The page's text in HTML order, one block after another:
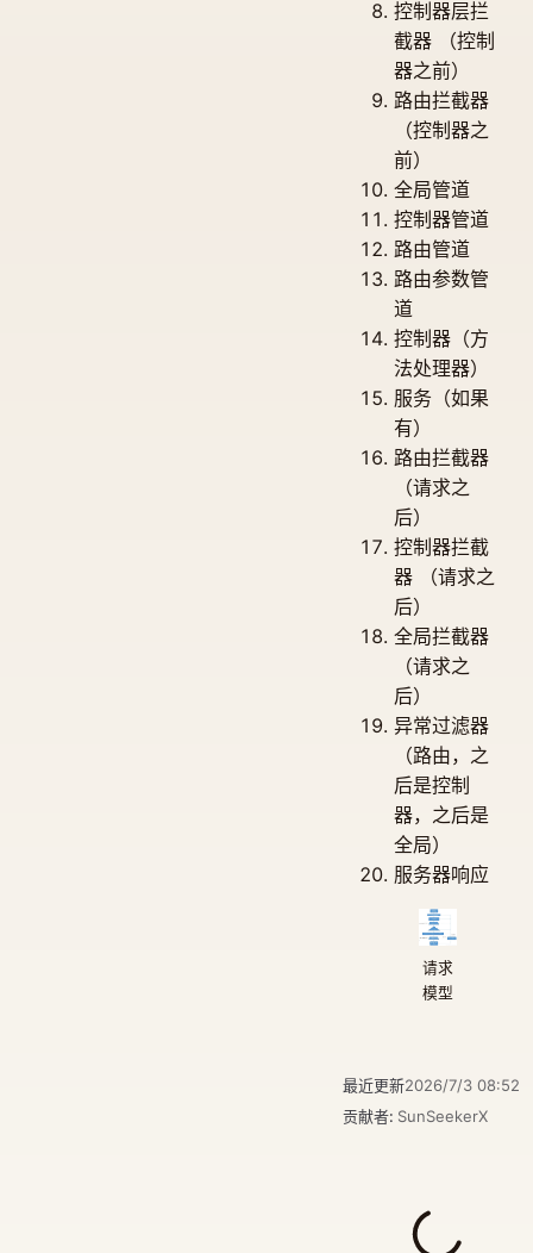
控制器层拦
截器 （控制
器之前）
路由拦截器
（控制器之
前）
全局管道
控制器管道
路由管道
路由参数管
道
控制器（方
法处理器）
服务（如果
有）
路由拦截器
（请求之
后）
控制器拦截
器 （请求之
后）
全局拦截器
（请求之
后）
异常过滤器
（路由，之
后是控制
器，之后是
全局）
服务器响应
请求
模型
最近更新2026/7/3 08:52
贡献者: SunSeekerX